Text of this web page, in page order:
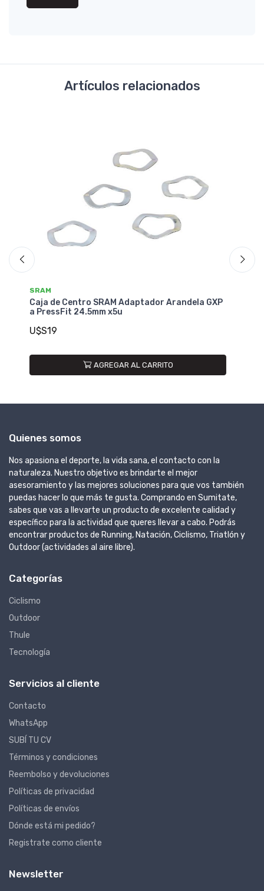
Artículos relacionados
SRAM
Caja de Centro SRAM DUB BB30 68mm/73mm
AGREGAR AL CARRITO
Quienes somos
Nos apasiona el deporte, la vida sana, el contacto con la
naturaleza. Nuestro objetivo es brindarte el mejor
asesoramiento y las mejores soluciones para que vos también
puedas hacer lo que más te gusta. Comprando en Sumitate,
sabes que vas a llevarte un producto de excelente calidad y
específico para la actividad que queres llevar a cabo. Podrás
encontrar productos de Running, Natación, Ciclismo, Triatlón y
Outdoor (actividades al aire libre).
Categorías
Ciclismo
Outdoor
Thule
Tecnología
Servicios al cliente
Contacto
WhatsApp
SUBÍ TU CV
Términos y condiciones
Reembolso y devoluciones
Políticas de privacidad
Políticas de envíos
Dónde está mi pedido?
Registrate como cliente
Newsletter